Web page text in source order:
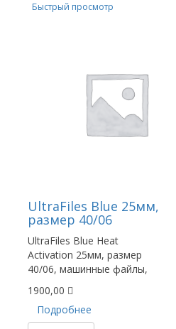
Быстрый просмотр
UltraFiles Blue 25мм,
размер 40/06
UltraFiles Blue Heat
Activation 25мм, размер
40/06, машинные файлы,
1900,00
Подробнее